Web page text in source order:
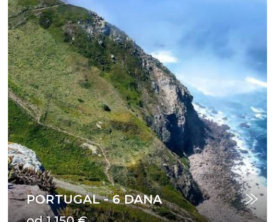
PORTUGAL - 6 DANA